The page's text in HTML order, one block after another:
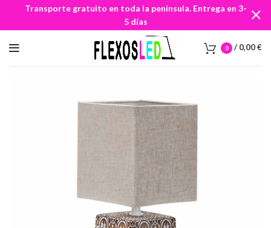
0 / 0,00€
Transporte gratuito en toda la península. Entrega en 3-
5 días